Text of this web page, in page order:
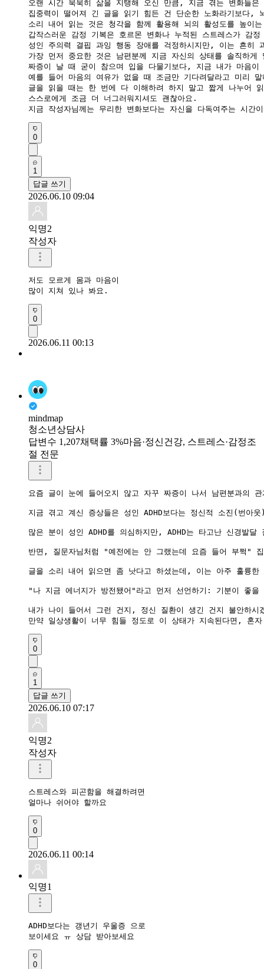
오랜 시간 묵묵히 삶을 지탱해 오신 만큼, 지금 겪는 변화들
집중력이 떨어져 긴 글을 읽기 힘든 건 단순한 노화라기보다,
소리 내어 읽는 것은 청각을 함께 활용해 뇌의 활성도를 높이
갑작스러운 감정 기복은 호르몬 변화나 누적된 스트레스가 감
성인 주의력 결핍 과잉 행동 장애를 걱정하시지만, 이는 흔히
가장 먼저 중요한 것은 남편분께 지금 자신의 상태를 솔직하게
짜증이 날 때 굳이 참으며 입을 다물기보다, 지금 내가 마음이
예를 들어 마음의 여유가 없을 때 조금만 기다려달라고 미리
글을 읽을 때는 한 번에 다 이해하려 하지 말고 짧게 나누어
스스로에게 조금 더 너그러워지셔도 괜찮아요.
지금 작성자님께는 무리한 변화보다는 자신을 다독여주는 시간
0
1
답글 쓰기
2026.06.10 09:04
익명2
작성자
저도 모르게 몸과 마음이
많이 지쳐 있나 봐요.
0
2026.06.11 00:13
mindmap
청소년상담사
답변수 1,207채택률 3%마음·정신건강, 스트레스·감정조
절 전문
요즘 글이 눈에 들어오지 않고 자꾸 짜증이 나서 남편분과의
지금 겪고 계신 증상들은 성인 ADHD보다는 정신적 소진(번아
많은 분이 성인 ADHD를 의심하지만, ADHD는 타고난 신경발
반면, 질문자님처럼 "예전에는 안 그랬는데 요즘 들어 부쩍"
글을 소리 내어 읽으면 좀 낫다고 하셨는데, 이는 아주 훌륭
"나 지금 에너지가 방전됐어"라고 먼저 선언하기: 기분이 좋
내가 나이 들어서 그런 건지, 정신 질환이 생긴 건지 불안하
만약 일상생활이 너무 힘들 정도로 이 상태가 지속된다면, 혼
0
1
답글 쓰기
2026.06.10 07:17
익명2
작성자
스트레스와 피곤함을 해결하려면
얼마나 쉬어야 할까요
0
2026.06.11 00:14
익명1
ADHD보다는 갱년기 우울증 으로
보이세요 ㅠ 상담 받아보세요
0